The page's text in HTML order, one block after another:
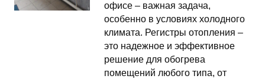
офисе – важная задача,
особенно в условиях холодного
климата. Регистры отопления –
это надежное и эффективное
решение для обогрева
помещений любого типа, от